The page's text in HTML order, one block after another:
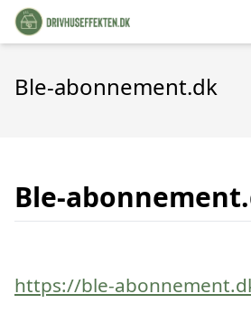
Ble-abonnement.dk
Ble-
https://ble-